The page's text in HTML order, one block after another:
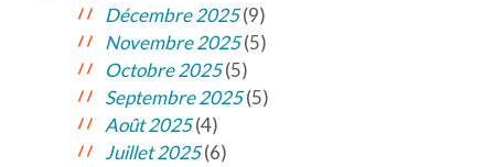
Décembre 2025(9)
Novembre 2025(5)
Octobre 2025(5)
Septembre 2025(5)
Août 2025(4)
Juillet 2025(6)